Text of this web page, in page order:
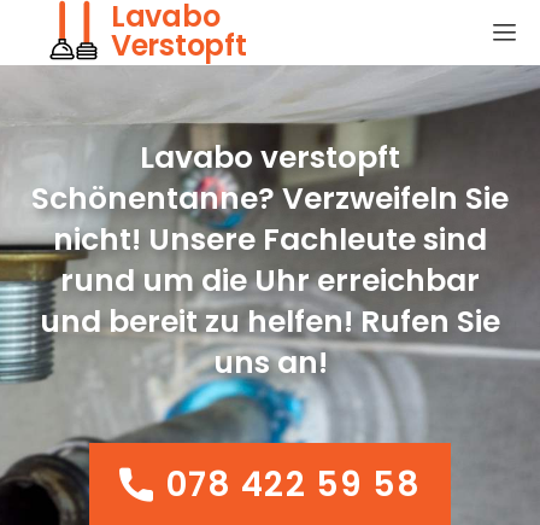
Lavabo
Verstopft
Lavabo verstopft
Schönentanne? Verzweifeln Sie
nicht! Unsere Fachleute sind
rund um die Uhr erreichbar
und bereit zu helfen! Rufen Sie
uns an!
078 422 59 58
078 422 59 58